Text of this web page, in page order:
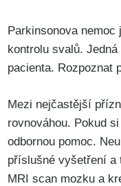
Parkinsonova nemoc
kontrolu svalů.
pacienta. Rozpoznat
Mezi nejčastější
rovnováhou. Pokud
odbornou pomoc.
příslušné vyšetření a
MRI scan mozku a